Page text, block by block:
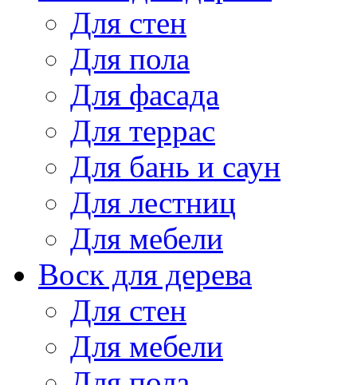
Для стен
Для пола
Для фасада
Для террас
Для бань и саун
Для лестниц
Для мебели
Воск для дерева
Для стен
Для мебели